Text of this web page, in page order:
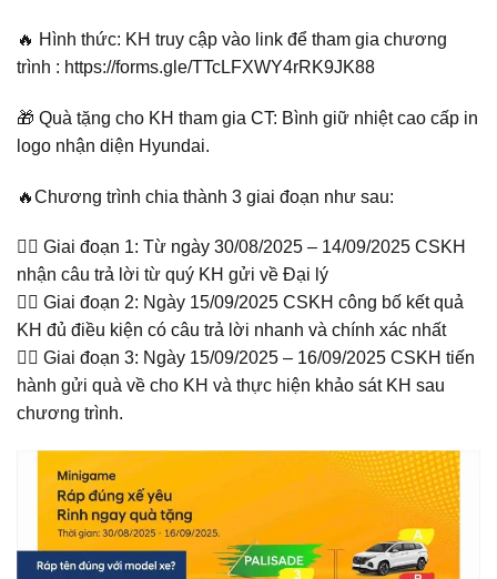
🔥 Hình thức: KH truy cập vào link để tham gia chương
trình : https://forms.gle/TTcLFXWY4rRK9JK88
🎁 Quà tặng cho KH tham gia CT: Bình giữ nhiệt cao cấp in
logo nhận diện Hyundai.
🔥Chương trình chia thành 3 giai đoạn như sau:
👉🏻 Giai đoạn 1: Từ ngày 30/08/2025 – 14/09/2025 CSKH
nhận câu trả lời từ quý KH gửi về Đại lý
👉🏻 Giai đoạn 2: Ngày 15/09/2025 CSKH công bố kết quả
KH đủ điều kiện có câu trả lời nhanh và chính xác nhất
👉🏻 Giai đoạn 3: Ngày 15/09/2025 – 16/09/2025 CSKH tiến
hành gửi quà về cho KH và thực hiện khảo sát KH sau
chương trình.